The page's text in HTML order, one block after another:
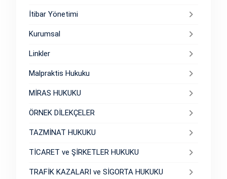
İtibar Yönetimi
Kurumsal
Linkler
Malpraktis Hukuku
MİRAS HUKUKU
ÖRNEK DİLEKÇELER
TAZMİNAT HUKUKU
TİCARET ve ŞİRKETLER HUKUKU
TRAFİK KAZALARI ve SİGORTA HUKUKU